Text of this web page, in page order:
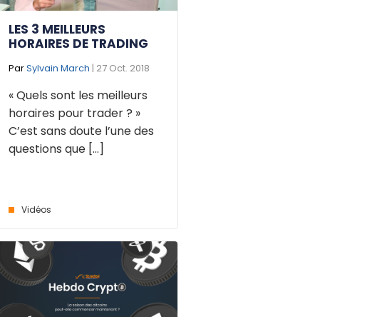
LES 3 MEILLEURS
HORAIRES DE TRADING
ParSylvain March | 27 Oct. 2018
« Quels sont les meilleurs
horaires pour trader ? »
C’est sans doute l’une des
questions que [...]
Vidéos